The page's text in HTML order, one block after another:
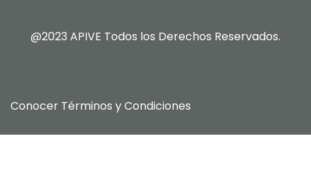
@2023 APIVE Todos los Derechos Reservados.
Conocer Términos y Condiciones